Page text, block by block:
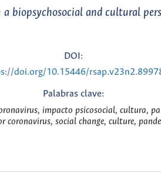
a biopsychosocial and cultural
DOI:
doi.org/10.15446/
Palabras clave:
impacto psicosocial, cultura,
coronavirus, social change, culture,